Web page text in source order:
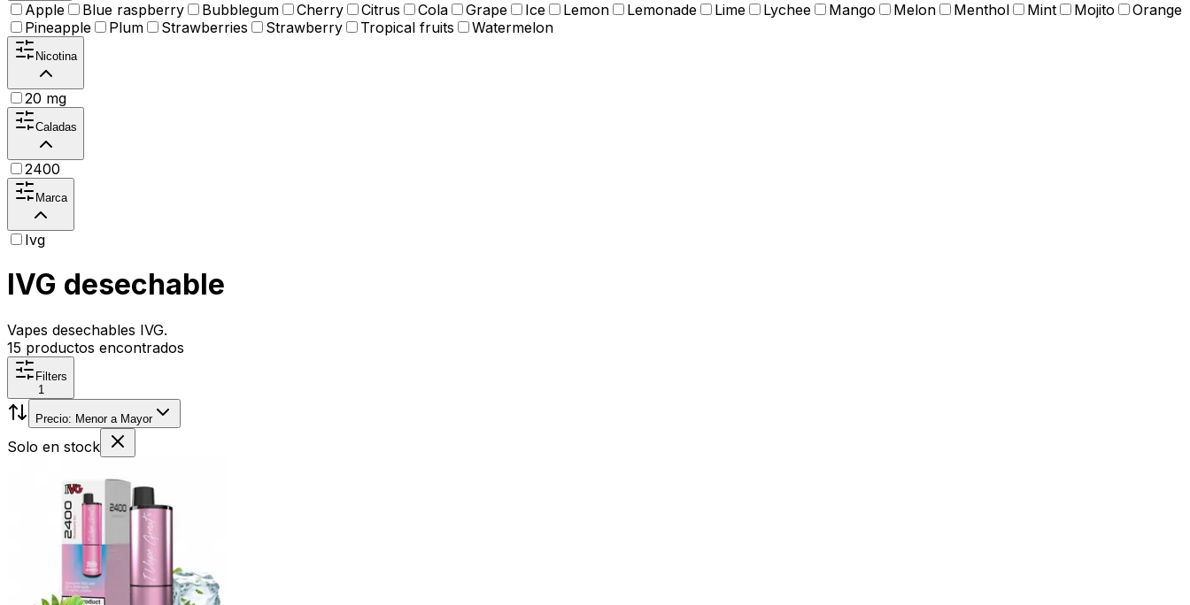
Apple Blue raspberry Bubblegum Cherry Citrus Cola Grape Ice Lemon Lemonade Lime Lychee Mango Melon Menthol Mint Mojito
Orange
Pineapple
Plum Strawberries Strawberry Tropical fruits Watermelon
Nicotina
20 mg
Caladas
2400
Marca
Ivg
IVG desechable
Vapes desechables IVG.
15 productos encontrados
Filters
1
Precio: Menor a Mayor
Solo en stock